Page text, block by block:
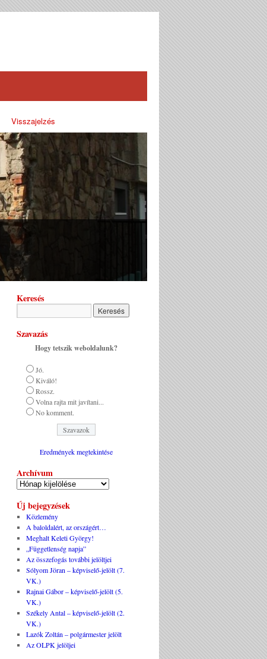
Visszajelzés
Keresés
Szavazás
Hogy tetszik weboldalunk?
Jó.
Kiváló!
Rossz.
Volna rajta mit javítani...
No komment.
Eredmények megtekintése
Archívum
Új bejegyzések
Közlemény
A baloldalért, az országért…
Meghalt Keleti György!
„Függetlenség napja”
Az összefogás további jelöltjei
Sólyom Jöran – képviselő-jelölt (7.
VK.)
Rajnai Gábor – képviselő-jelölt (5.
VK.)
Székely Antal – képviselő-jelölt (2.
VK.)
Lazók Zoltán – polgármester jelölt
Az OLPK jelöljei